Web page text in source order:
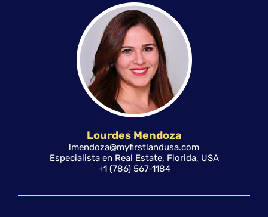
Lourdes Mendoza
lmendoza@myfirstlandusa.com
Especialista en Real Estate, Florida, USA
+1 (786) 567-1184